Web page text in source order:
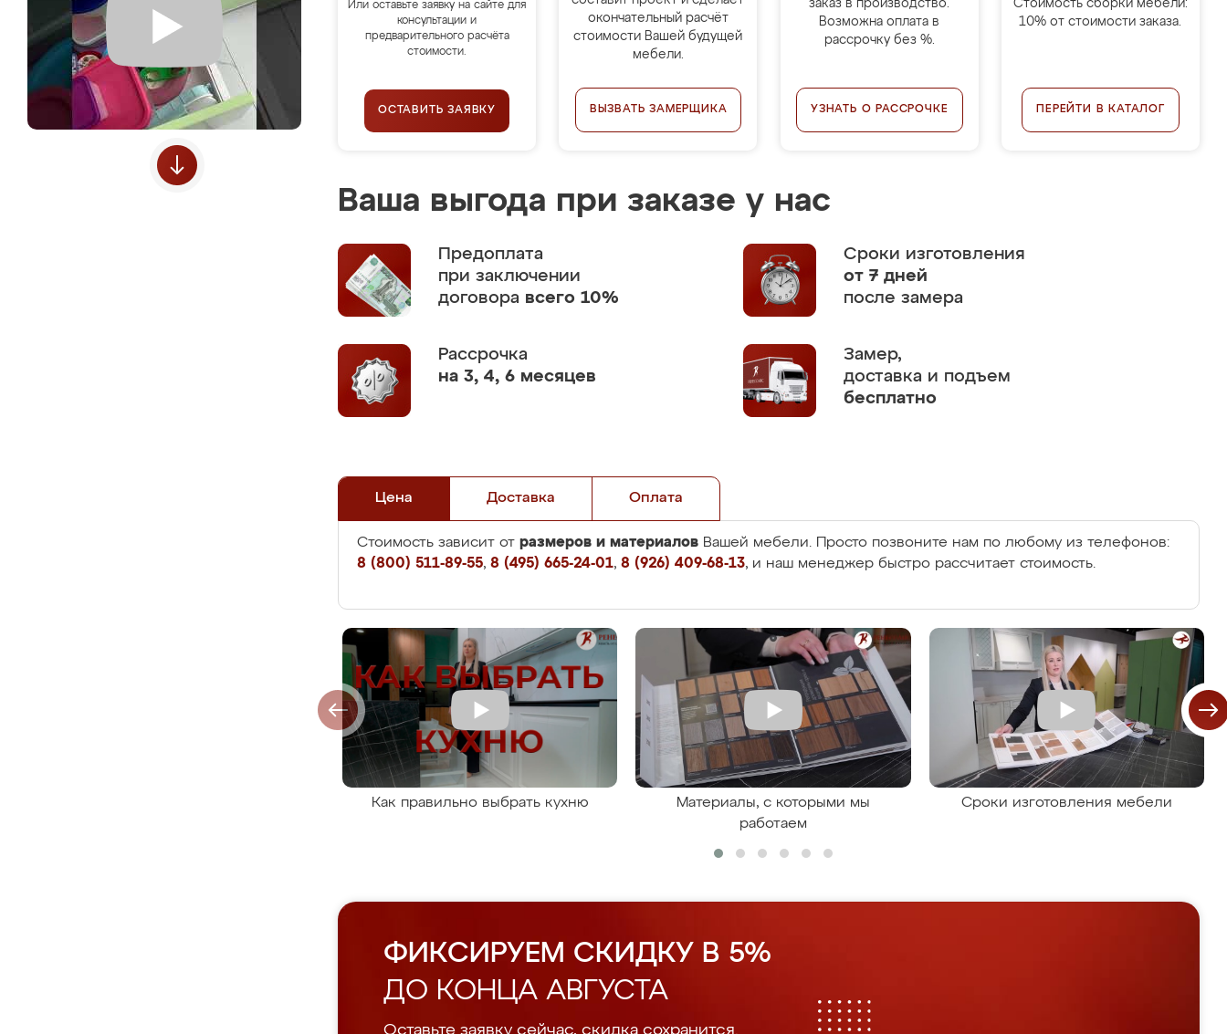
Или оставьте заявку на сайте для
консультации и
предварительного расчёта
стоимости.
ОСТАВИТЬ ЗАЯВКУ
окончательный расчёт
стоимости Вашей будущей
мебели.
ВЫЗВАТЬ ЗАМЕРЩИКА
заказ в производство.
Возможна оплата в
рассрочку без %.
УЗНАТЬ О РАССРОЧКЕ
Стоимость сборки мебели:
10% от стоимости заказа.
ПЕРЕЙТИ В КАТАЛОГ
Ваша выгода при заказе у нас
Предоплата
при заключении
договора всего 10%
Сроки изготовления
от 7 дней
после замера
Рассрочка
на 3, 4, 6 месяцев
Замер,
доставка и подъем
бесплатно
Цена Доставка Оплата
Стоимость зависит от размеров и материалов Вашей мебели. Просто позвоните нам по любому из телефонов:
8 (800) 511-89-55, 8 (495) 665-24-01, 8 (926) 409-68-13, и наш менеджер быстро рассчитает стоимость.
Как правильно выбрать кухню
Материалы, с которыми мы
работаем
Сроки изготовления мебели
ФИКСИРУЕМ СКИДКУ В 5%
ДО КОНЦА АВГУСТА
Оставьте заявку сейчас, скидка сохранится.